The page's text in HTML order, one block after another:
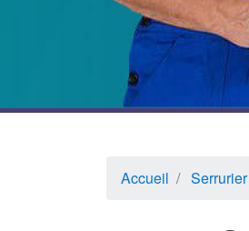
Accueil